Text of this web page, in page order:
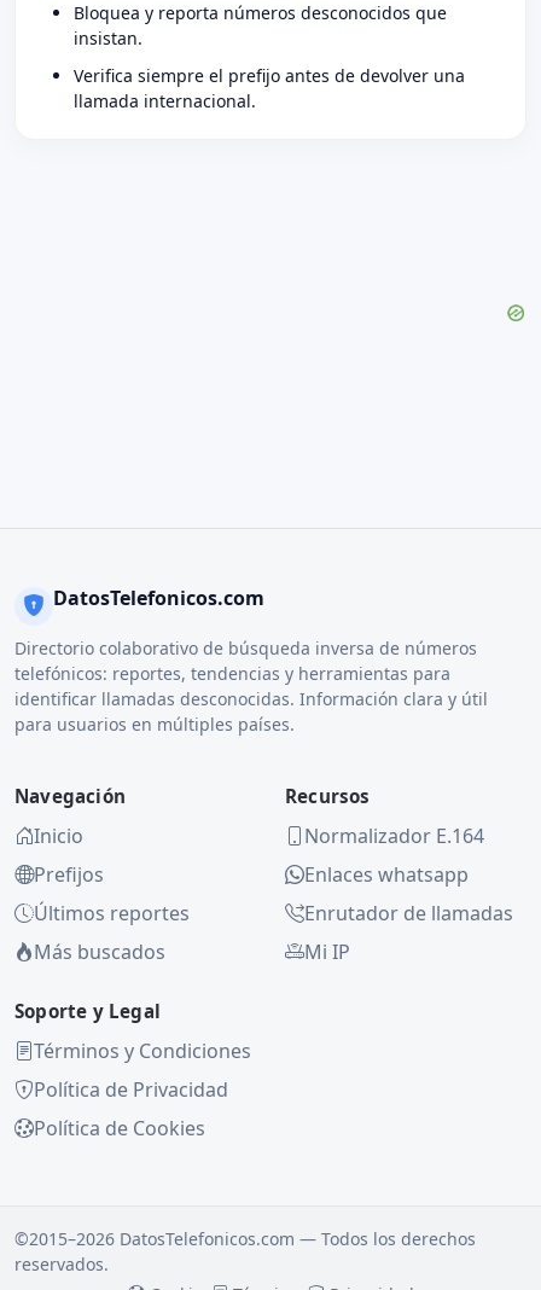
Bloquea y reporta números desconocidos que
insistan.
Verifica siempre el prefijo antes de devolver una
llamada internacional.
DatosTelefonicos.com
Directorio colaborativo de búsqueda inversa de números
telefónicos: reportes, tendencias y herramientas para
identificar llamadas desconocidas. Información clara y útil
para usuarios en múltiples países.
Navegación
Inicio
Prefijos
Últimos reportes
Más buscados
Recursos
Normalizador E.164
Enlaces whatsapp
Enrutador de llamadas
Mi IP
Soporte y Legal
Términos y Condiciones
Política de Privacidad
Política de Cookies
©2015–2026 DatosTelefonicos.com — Todos los derechos
reservados.